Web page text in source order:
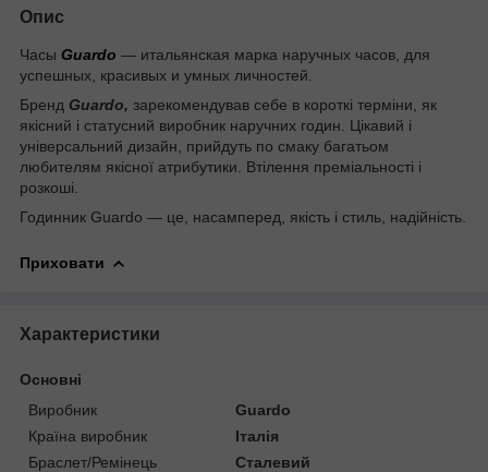
Опис
Часы Guardo ― итальянская марка наручных часов, для
успешных, красивых и умных личностей.
Бренд Guardo, зарекомендував себе в короткі терміни, як
якісний і статусний виробник наручних годин. Цікавий і
універсальний дизайн, прийдуть по смаку багатьом
любителям якісної атрибутики. Втілення преміальності і
розкоші.
Годинник Guardo ― це, насамперед, якість і стиль, надійність.
Приховати
Характеристики
Основні
Виробник
Guardo
Країна виробник
Італія
Браслет/Ремінець
Сталевий